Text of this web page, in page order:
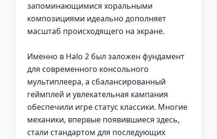
запоминающимися хоральными
композициями идеально дополняет
масштаб происходящего на экране.
Именно в Halo 2 был заложен фундамент
для современного консольного
мультиплеера, а сбалансированный
геймплей и увлекательная кампания
обеспечили игре статус классики. Многие
механики, впервые появившиеся здесь,
стали стандартом для последующих